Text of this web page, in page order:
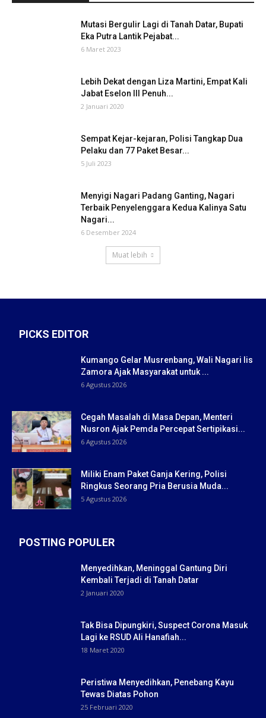
Mutasi Bergulir Lagi di Tanah Datar, Bupati
Eka Putra Lantik Pejabat...
6 Maret 2023
Lebih Dekat dengan Liza Martini, Empat Kali
Jabat Eselon III Penuh...
2 Januari 2020
Sempat Kejar-kejaran, Polisi Tangkap Dua
Pelaku dan 77 Paket Besar...
5 Juli 2023
Menyigi Nagari Padang Ganting, Nagari
Terbaik Penyelenggara Kedua Kalinya Satu
Nagari...
6 Desember 2024
Muat lebih
PICKS EDITOR
Kumango Gelar Musrenbang, Wali Nagari Iis
Zamora Ajak Masyarakat untuk ...
6 Agustus 2026
Cegah Masalah di Masa Depan, Menteri
Nusron Ajak Pemda Percepat Sertipikasi...
6 Agustus 2026
Miliki Enam Paket Ganja Kering, Polisi
Ringkus Seorang Pria Berusia Muda...
5 Agustus 2026
POSTING POPULER
Menyedihkan, Meninggal Gantung Diri
Kembali Terjadi di Tanah Datar
2 Januari 2020
Tak Bisa Dipungkiri, Suspect Corona Masuk
Lagi ke RSUD Ali Hanafiah...
18 Maret 2020
Peristiwa Menyedihkan, Penebang Kayu
Tewas Diatas Pohon
25 Februari 2020